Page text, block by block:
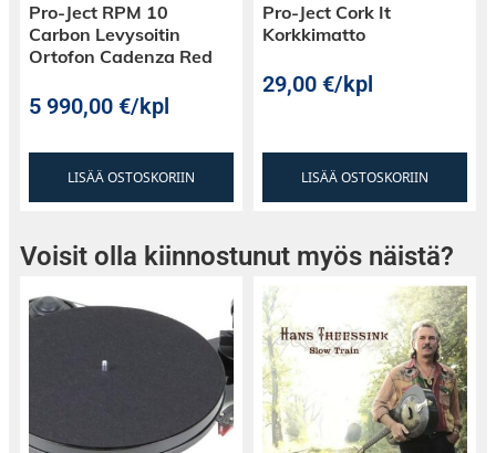
Pro-Ject RPM 10
Carbon Levysoitin
Ortofon Cadenza Red
5 990,00€/kpl
LISÄÄ OSTOSKORIIN
Pro-Ject Cork It
Korkkimatto
29,00€/kpl
LISÄÄ OSTOSKORIIN
Voisit olla kiinnostunut myös näistä?